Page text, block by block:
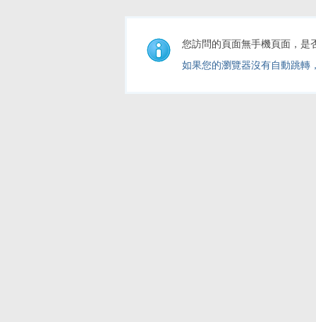
您訪問的頁面無手機頁面，是
如果您的瀏覽器沒有自動跳轉